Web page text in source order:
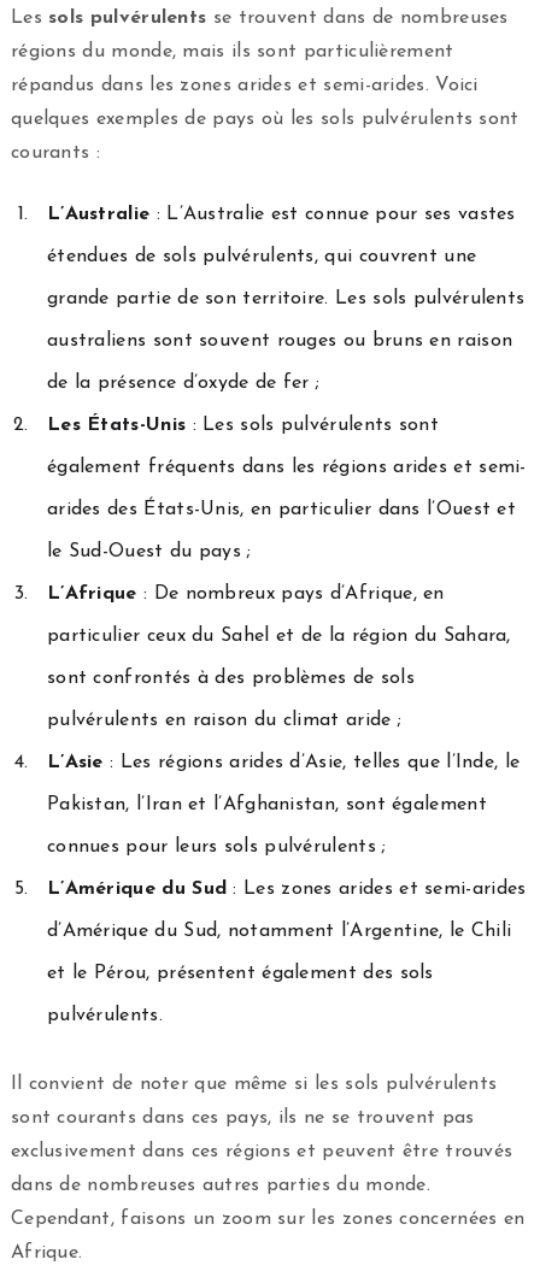
Les sols pulvérulents se trouvent dans de nombreuses
régions du monde, mais ils sont particulièrement
répandus dans les zones arides et semi-arides. Voici
quelques exemples de pays où les sols pulvérulents sont
courants :
L’Australie : L’Australie est connue pour ses vastes
étendues de sols pulvérulents, qui couvrent une
grande partie de son territoire. Les sols pulvérulents
australiens sont souvent rouges ou bruns en raison
de la présence d’oxyde de fer ;
Les États-Unis : Les sols pulvérulents sont
également fréquents dans les régions arides et semi-
arides des États-Unis, en particulier dans l’Ouest et
le Sud-Ouest du pays ;
L’Afrique : De nombreux pays d’Afrique, en
particulier ceux du Sahel et de la région du Sahara,
sont confrontés à des problèmes de sols
pulvérulents en raison du climat aride ;
L’Asie : Les régions arides d’Asie, telles que l’Inde, le
Pakistan, l’Iran et l’Afghanistan, sont également
connues pour leurs sols pulvérulents ;
L’Amérique du Sud : Les zones arides et semi-arides
d’Amérique du Sud, notamment l’Argentine, le Chili
et le Pérou, présentent également des sols
pulvérulents.
Il convient de noter que même si les sols pulvérulents
sont courants dans ces pays, ils ne se trouvent pas
exclusivement dans ces régions et peuvent être trouvés
dans de nombreuses autres parties du monde.
Cependant, faisons un zoom sur les zones concernées en
Afrique.